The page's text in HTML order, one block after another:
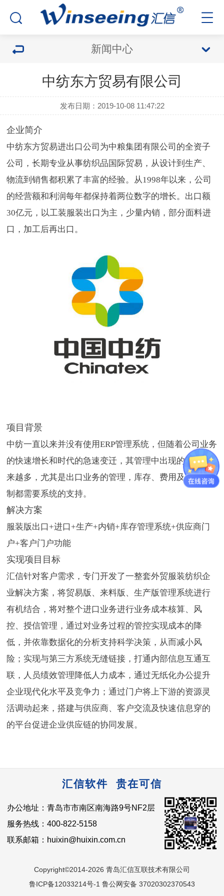
新闻中心
中纺东方贸易有限公司
发布日期：2019-10-08 11:47:22
企业简介
中纺东方贸易进出口公司为中粮集团有限公司的全资子
公司，长期专业从事纺织品国际贸易，从设计到生产、
物流到销售都积累了丰富的经验。从1998年以来，公司
的经营额和利润每年都保持着两位数字的增长。出口额
30亿元，以工装服装出口为主，少量内销，部分面料进
口，加工后再出口。
项目背景
中纺一直以来并没有使用ERP管理系统，但随着公司业务
的快速增长和时代的急速变迁，其管理中出现的问题越
来越多，尤其是出口业务的管理，库存、费用及风险控
制都需要系统的支持。
解决方案
服装版出口+进口+生产+内销+库存管理系统+供应商门
户+客户门户功能
实现项目目标
汇信针对客户需求，专门开发了一整套外贸服装纺织企
业解决方案，将贸易版、来料版、生产版管理系统进行
有机结合，将对整个进口业务进行业务成本核算、风
控、授信管理，通过对业务过程的管控实现成本的降
低，并依靠数据化的分析支持科学决策，从而减小风
险；实现与第三方系统无缝链接，打通内部信息互通互
联，人员绩效管理降低人力成本，通过无纸化办公提升
企业现代化水平及竞争力；通过门户将上下游的资源灵
活调动起来，搭建与供应商、客户交流及快速信息穿的
的平台促进企业供应链的协同发展。
汇信软件 贵在可信
办公地址：青岛市市南区南海路9号NF2层
服务热线：400-822-5158
联系邮箱：huixin@huixin.com.cn
Copyright©2014-2026 青岛汇信互联技术有限公司
鲁ICP备12033214号-1 鲁公网安备 37020302370543